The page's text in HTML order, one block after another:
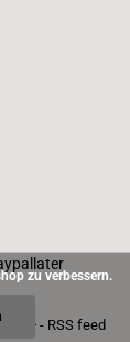
Plus+ - RSS feed
zu verbessern.